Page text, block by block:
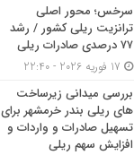
سرخس؛ محور اصلی
ترانزیت ریلی کشور / رشد
۷۷ درصدی صادرات ریلی
بررسی میدانی زیرساخت
های ریلی بندر خرمشهر برای
تسهیل صادرات و واردات و
افزایش سهم ریلی